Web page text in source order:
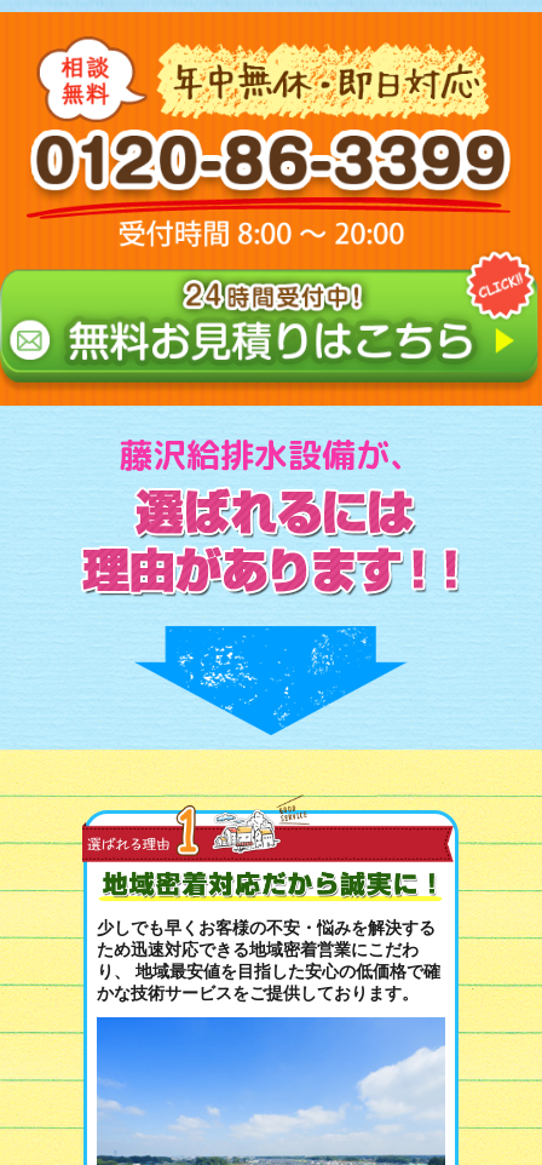
藤沢給排水設備が、
少しでも早くお客様の不安・悩みを解決する
ため迅速対応できる地域密着営業にこだわ
り、 地域最安値を目指した安心の低価格で確
かな技術サービスをご提供しております。